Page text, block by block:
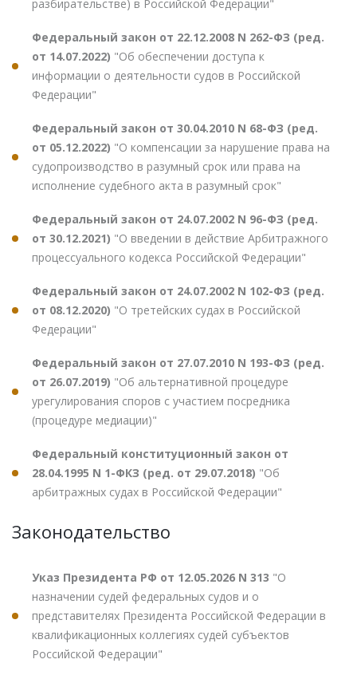
разбирательстве) в Российской Федерации"
Федеральный закон от 22.12.2008 N 262-ФЗ (ред.
от 14.07.2022) "Об обеспечении доступа к
информации о деятельности судов в Российской
Федерации"
Федеральный закон от 30.04.2010 N 68-ФЗ (ред.
от 05.12.2022) "О компенсации за нарушение права на
судопроизводство в разумный срок или права на
исполнение судебного акта в разумный срок"
Федеральный закон от 24.07.2002 N 96-ФЗ (ред.
от 30.12.2021) "О введении в действие Арбитражного
процессуального кодекса Российской Федерации"
Федеральный закон от 24.07.2002 N 102-ФЗ (ред.
от 08.12.2020) "О третейских судах в Российской
Федерации"
Федеральный закон от 27.07.2010 N 193-ФЗ (ред.
от 26.07.2019) "Об альтернативной процедуре
урегулирования споров с участием посредника
(процедуре медиации)"
Федеральный конституционный закон от
28.04.1995 N 1-ФКЗ (ред. от 29.07.2018) "Об
арбитражных судах в Российской Федерации"
Законодательство
Указ Президента РФ от 12.05.2026 N 313 "О
назначении судей федеральных судов и о
представителях Президента Российской Федерации в
квалификационных коллегиях судей субъектов
Российской Федерации"